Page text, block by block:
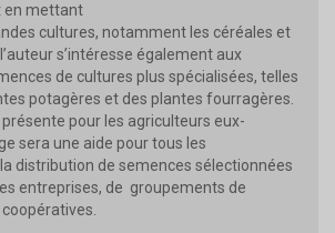
en mettant
cultures, notamment les céréales et
s’intéresse également aux
de cultures plus spécialisées, telles
potagères et des plantes fourragères.
présente pour les agriculteurs eux-
sera une aide pour tous les
distribution de semences sélectionnées
entreprises, de groupements de